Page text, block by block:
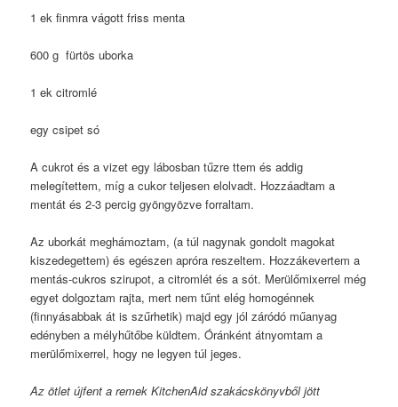
1 ek finmra vágott friss menta
600 g fürtös uborka
1 ek citromlé
egy csipet só
A cukrot és a vizet egy lábosban tűzre ttem és addig
melegítettem, míg a cukor teljesen elolvadt. Hozzáadtam a
mentát és 2-3 percig gyöngyözve forraltam.
Az uborkát meghámoztam, (a túl nagynak gondolt magokat
kiszedegettem) és egészen apróra reszeltem. Hozzákevertem a
mentás-cukros szirupot, a citromlét és a sót. Merülőmixerrel még
egyet dolgoztam rajta, mert nem tűnt elég homogénnek
(finnyásabbak át is szűrhetik) majd egy jól záródó műanyag
edényben a mélyhűtőbe küldtem. Óránként átnyomtam a
merülőmixerrel, hogy ne legyen túl jeges.
Az ötlet újfent a remek KitchenAid szakácskönyvből jött